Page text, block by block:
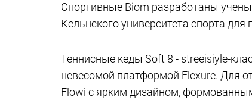
Спортивные Biom разработаны
Кельнского университета спорта для
Теннисные кеды Soft 8 - streeisiyle-
невесомой платформой Flexure. Для
Flowi с ярким дизайном,